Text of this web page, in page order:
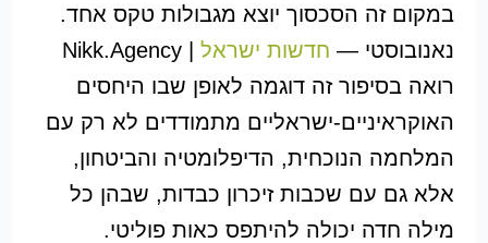
במקום זה הסכסוך יוצא מגבולות טקס אחד.
נאנובוסטי — חדשות ישראל
| Nikk.Agency
רואה בסיפור זה דוגמה לאופן שבו היחסים
האוקראיניים-ישראליים מתמודדים לא רק עם
המלחמה הנוכחית, הדיפלומטיה והביטחון,
אלא גם עם שכבות זיכרון כבדות, שבהן כל
מילה חדה יכולה להיתפס כאות פוליטי.